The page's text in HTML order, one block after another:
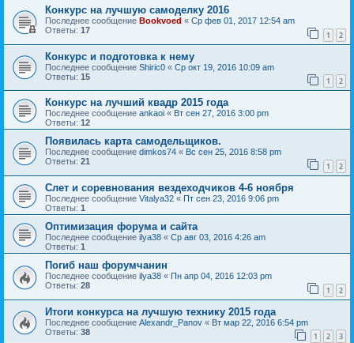
Конкурс на лучшую самоделку 2016
Последнее сообщение Bookvoed « Ср фев 01, 2017 12:54 am
Ответы: 17 1 2
Конкурс и подготовка к нему
Последнее сообщение Shiric0 « Ср окт 19, 2016 10:09 am
Ответы: 15 1 2
Конкурс на лучший квадр 2015 года
Последнее сообщение ankaoi « Вт сен 27, 2016 3:00 pm
Ответы: 12
Появилась карта самодельщиков.
Последнее сообщение dimkos74 « Вс сен 25, 2016 8:58 pm
Ответы: 21 1 2
Слет и соревнования вездеходчиков 4-6 ноября
Последнее сообщение Vitalya32 « Пт сен 23, 2016 9:06 pm
Ответы: 1
Оптимизация форума и сайта
Последнее сообщение ilya38 « Ср авг 03, 2016 4:26 am
Ответы: 1
Погиб наш форумчанин
Последнее сообщение ilya38 « Пн апр 04, 2016 12:03 pm
Ответы: 28 1 2
Итоги конкурса на лучшую технику 2015 года
Последнее сообщение Alexandr_Panov « Вт мар 22, 2016 6:54 pm
Ответы: 38 1 2 3